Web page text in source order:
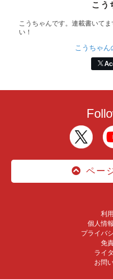
こう
こうちゃんです。連載書いて
い！
こうちゃん
ペー
利
個人情
プライバ
免
ライ
お問